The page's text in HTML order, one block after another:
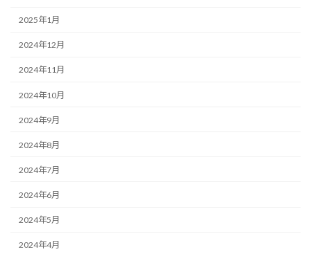
2025年1月
2024年12月
2024年11月
2024年10月
2024年9月
2024年8月
2024年7月
2024年6月
2024年5月
2024年4月